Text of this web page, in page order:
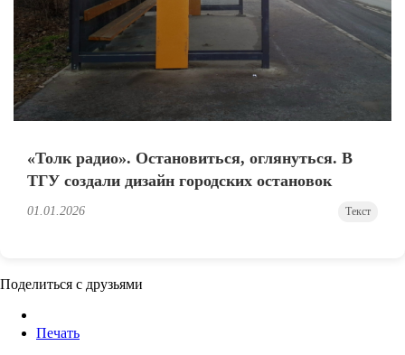
«Толк радио». Остановиться, оглянуться. В
ТГУ создали дизайн городских остановок
01.01.2026 Текст
Поделиться с друзьями
Печать